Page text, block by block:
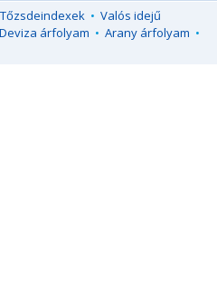
Tőzsdeindexek • Valós idejű
Deviza árfolyam • Arany árfolyam •